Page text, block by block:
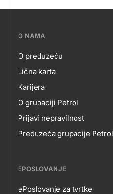
???
skupno.footer-
title???
O NAMA
O
NAMA
O preduzeću
Lična karta
Karijera
O grupaciji Petrol
Prijavi nepravilnost
Preduzeća grupacije Petrol
EPOSLOVANJE
ePoslovanje za tvrtke